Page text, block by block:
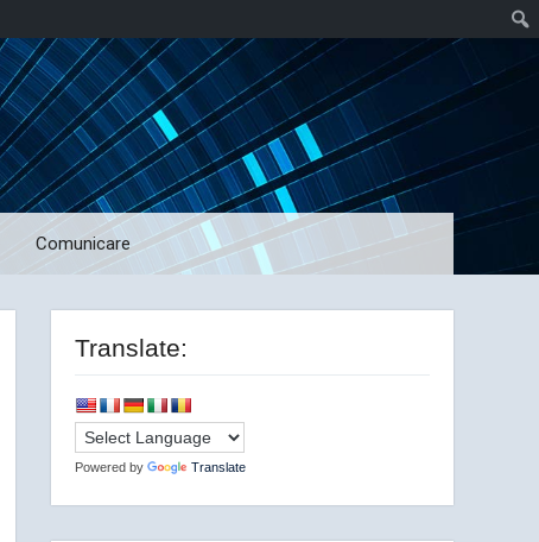
Comunicare
Translate:
Powered by Translate